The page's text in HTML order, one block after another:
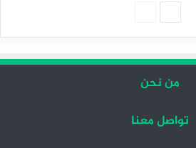
من نحن
تواصل معنا